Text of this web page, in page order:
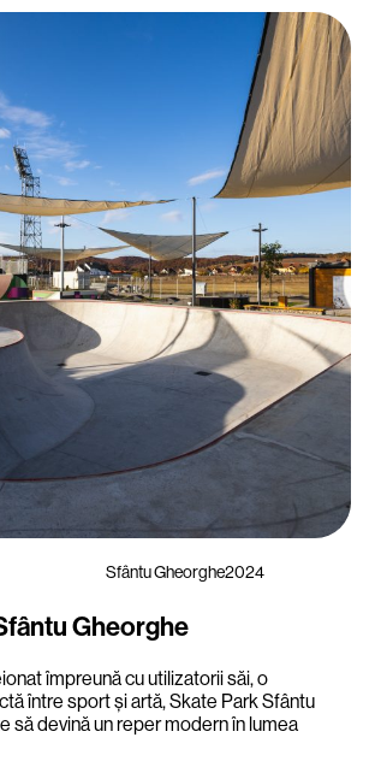
Sfântu Gheorghe2024
Gheorghe
împreună cu utilizatorii săi, o
între sport și artă, Skate Park Sfântu
să devină un reper modern în lumea